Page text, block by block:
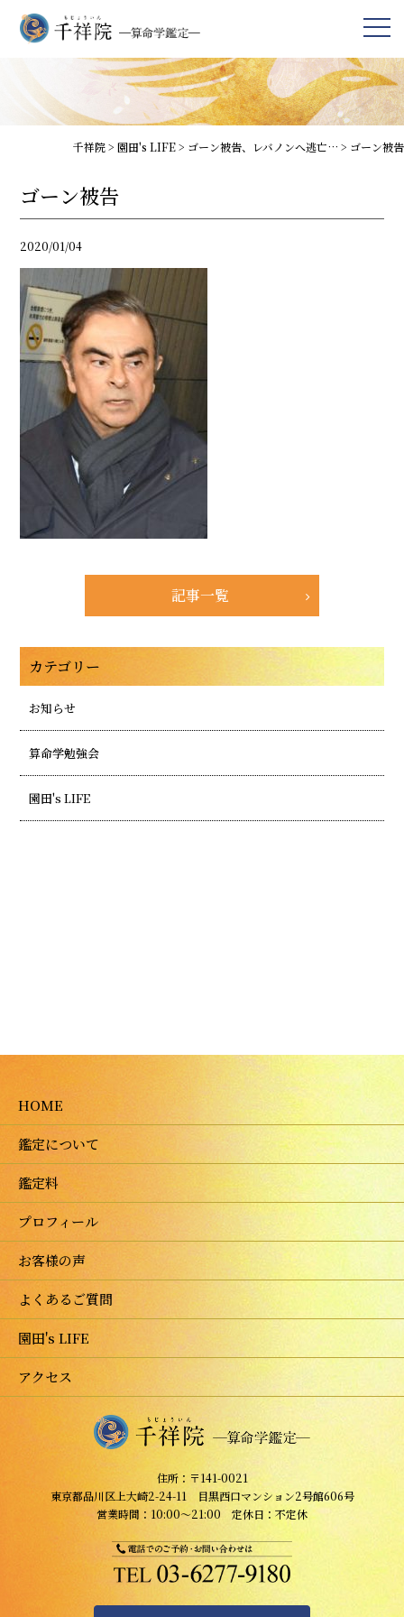
千祥院> 園田's LIFE> ゴーン被告、レバノンへ逃亡… > ゴーン被告
ゴーン被告
2020/01/04
記事一覧
カテゴリー
お知らせ
算命学勉強会
園田's LIFE
HOME
鑑定について
鑑定料
プロフィール
お客様の声
よくあるご質問
園田's LIFE
アクセス
住所：〒141-0021
東京都品川区上大崎2-24-11 目黒西口マンション2号館606号
営業時間：10:00～21:00 定休日：不定休